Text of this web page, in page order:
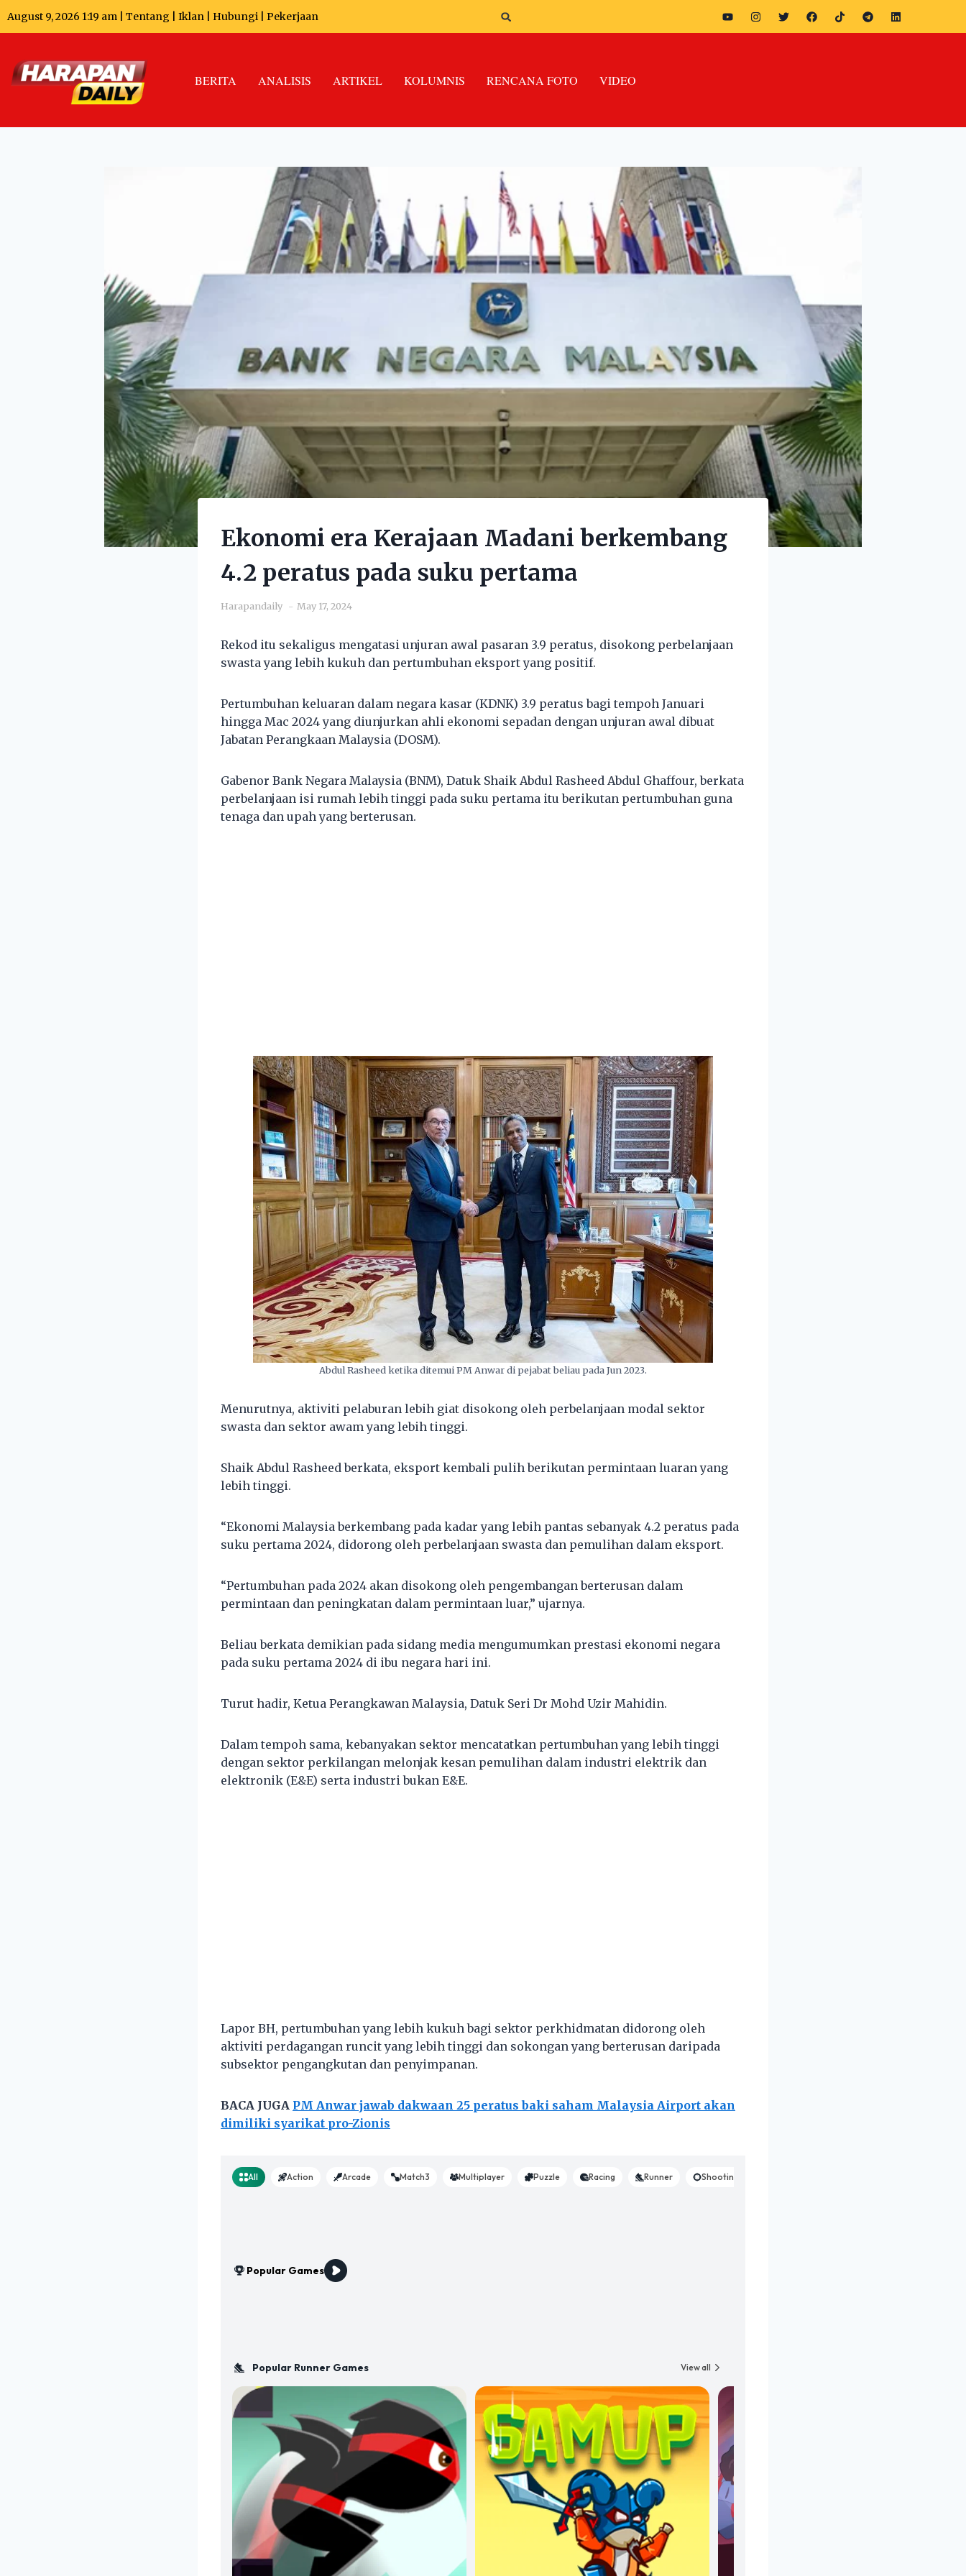
August 9, 2026 1:19 am | Tentang Iklan Hubungi Pekerjaan
BERITA ANALISIS ARTIKEL KOLUMNIS RENCANA FOTO VIDEO
Ekonomi era Kerajaan Madani berkembang
4.2 peratus pada suku pertama
Harapandaily May 17, 2024
Rekod itu sekaligus mengatasi unjuran awal pasaran 3.9 peratus, disokong perbelanjaan
swasta yang lebih kukuh dan pertumbuhan eksport yang positif.
Pertumbuhan keluaran dalam negara kasar (KDNK) 3.9 peratus bagi tempoh Januari
hingga Mac 2024 yang diunjurkan ahli ekonomi sepadan dengan unjuran awal dibuat
Jabatan Perangkaan Malaysia (DOSM).
Gabenor Bank Negara Malaysia (BNM), Datuk Shaik Abdul Rasheed Abdul Ghaffour, berkata
perbelanjaan isi rumah lebih tinggi pada suku pertama itu berikutan pertumbuhan guna
tenaga dan upah yang berterusan.
Abdul Rasheed ketika ditemui PM Anwar di pejabat beliau pada Jun 2023.
Menurutnya, aktiviti pelaburan lebih giat disokong oleh perbelanjaan modal sektor
swasta dan sektor awam yang lebih tinggi.
Shaik Abdul Rasheed berkata, eksport kembali pulih berikutan permintaan luaran yang
lebih tinggi.
“Ekonomi Malaysia berkembang pada kadar yang lebih pantas sebanyak 4.2 peratus pada
suku pertama 2024, didorong oleh perbelanjaan swasta dan pemulihan dalam eksport.
“Pertumbuhan pada 2024 akan disokong oleh pengembangan berterusan dalam
permintaan dan peningkatan dalam permintaan luar,” ujarnya.
Beliau berkata demikian pada sidang media mengumumkan prestasi ekonomi negara
pada suku pertama 2024 di ibu negara hari ini.
Turut hadir, Ketua Perangkawan Malaysia, Datuk Seri Dr Mohd Uzir Mahidin.
Dalam tempoh sama, kebanyakan sektor mencatatkan pertumbuhan yang lebih tinggi
dengan sektor perkilangan melonjak kesan pemulihan dalam industri elektrik dan
elektronik (E&E) serta industri bukan E&E.
Lapor BH, pertumbuhan yang lebih kukuh bagi sektor perkhidmatan didorong oleh
aktiviti perdagangan runcit yang lebih tinggi dan sokongan yang berterusan daripada
subsektor pengangkutan dan penyimpanan.
BACA JUGA PM Anwar jawab dakwaan 25 peratus baki saham Malaysia Airport akan
dimiliki syarikat pro-Zionis